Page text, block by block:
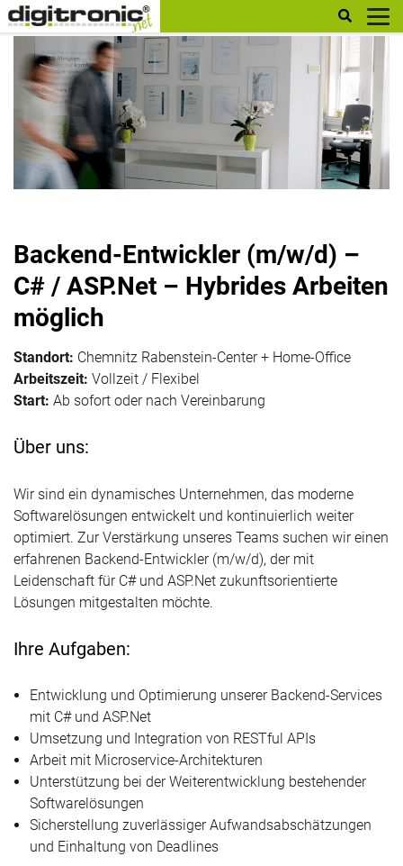
digitronic
Backend-Entwickler (m/w/d) –
C# / ASP.Net – Hybrides Arbeiten
möglich
Standort: Chemnitz Rabenstein-Center + Home-Office
Arbeitszeit: Vollzeit / Flexibel
Start: Ab sofort oder nach Vereinbarung
Über uns:
Wir sind ein dynamisches Unternehmen, das moderne
Softwarelösungen entwickelt und kontinuierlich weiter
optimiert. Zur Verstärkung unseres Teams suchen wir einen
erfahrenen Backend-Entwickler (m/w/d), der mit
Leidenschaft für C# und ASP.Net zukunftsorientierte
Lösungen mitgestalten möchte.
Ihre Aufgaben:
Entwicklung und Optimierung unserer Backend-Services
mit C# und ASP.Net
Umsetzung und Integration von RESTful APIs
Arbeit mit Microservice-Architekturen
Unterstützung bei der Weiterentwicklung bestehender
Softwarelösungen
Sicherstellung zuverlässiger Aufwandsabschätzungen
und Einhaltung von Deadlines